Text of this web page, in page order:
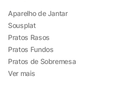
Aparelho de Jantar
Sousplat
Pratos Rasos
Pratos Fundos
Pratos de Sobremesa
Ver mais
Sempre ativado
Cookies Não